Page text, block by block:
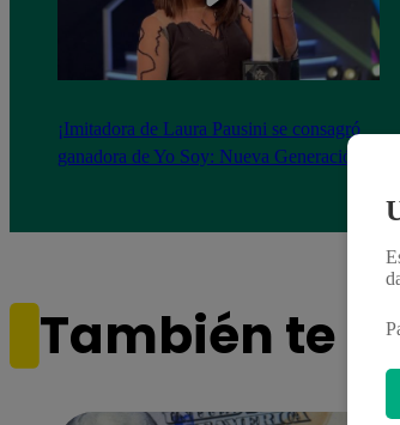
¡Imitadora de Laura Pausini se consagró
ganadora de Yo Soy: Nueva Generación!
También te